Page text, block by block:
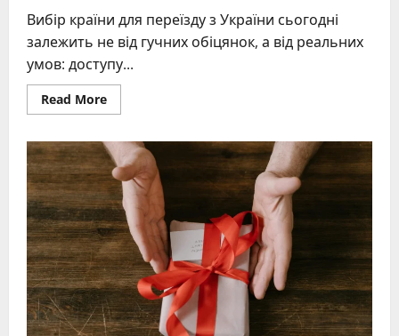
Вибір країни для переїзду з України сьогодні
залежить не від гучних обіцянок, а від реальних
умов: доступу...
Read MoreRead
more
яку
країну
краще
виїхати
з
України
у
2026
році